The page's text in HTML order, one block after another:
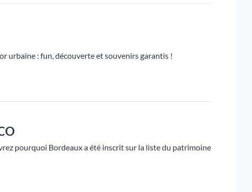
urbaine : fun, découverte et souvenirs garantis !
pourquoi Bordeaux a été inscrit sur la liste du patrimoine